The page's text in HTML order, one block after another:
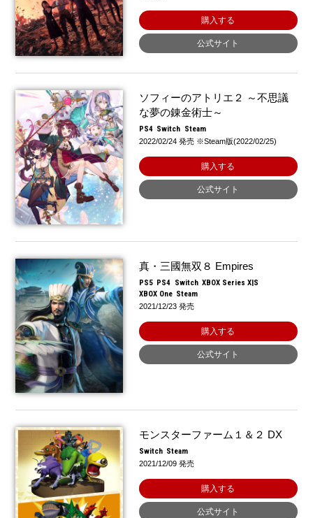
購入する
公式サイト
ソフィーのアトリエ２ ～不思議
な夢の錬金術士～
PS4 Switch Steam
2022/02/24 発売 ※Steam版(2022/02/25)
購入する
公式サイト
真・三國無双８ Empires
PS5 PS4 Switch XBOX Series X|S
XBOX One Steam
2021/12/23 発売
購入する
公式サイト
モンスターファーム１＆２ DX
Switch Steam
2021/12/09 発売
購入する
公式サイト